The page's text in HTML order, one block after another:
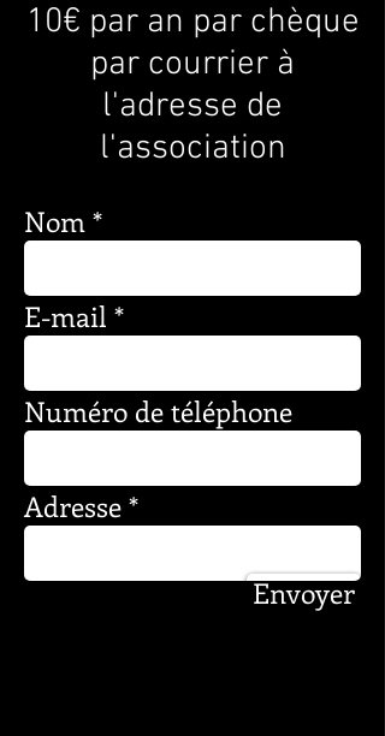
10€ par an par chèque
par courrier à
l'adresse de
l'association
Nom
E-mail
Numéro de téléphone
Adresse
Envoyer